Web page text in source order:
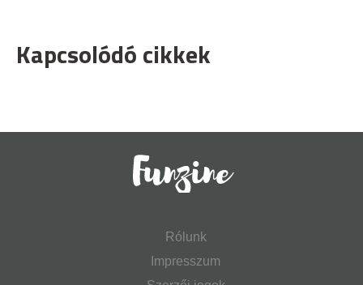
Kapcsolódó cikkek
Rólunk
Impresszum